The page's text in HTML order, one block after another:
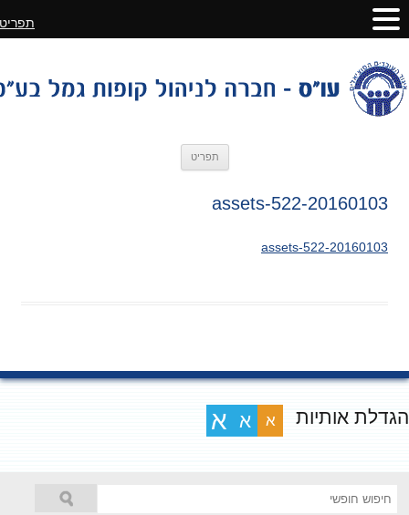
תפריט
20160103-assets-522
20160103-assets-522
אותיות א א א
תפריט